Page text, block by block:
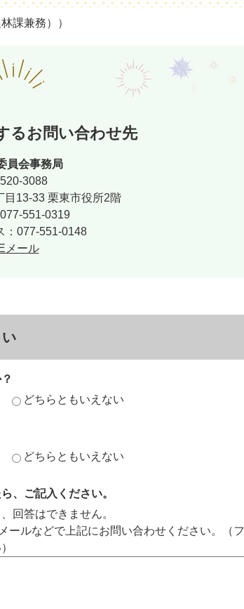
課兼務））
るお問い合わせ先
員会事務局
3088
目13-33 栗東市役所2階
551-0319
：077-551-0148
Eメール
どちらともいえない
どちらともいえない
、ご記入ください。
回答はできません。
ールなどで上記にお問い合わせください。（フ